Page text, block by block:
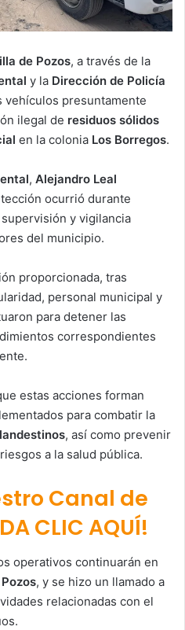
de Pozos, a través de la
y la Dirección de Policía
vehículos presuntamente
ilegal de residuos sólidos
en la colonia Los Borregos.
, Alejandro Leal
ocurrió durante
y vigilancia
del municipio.
proporcionada, tras
personal municipal y
para detener las
correspondientes
estas acciones forman
para combatir la
, así como prevenir
a la salud pública.
Canal de
CLIC AQUÍ!
operativos continuarán en
, y se hizo un llamado a
relacionadas con el